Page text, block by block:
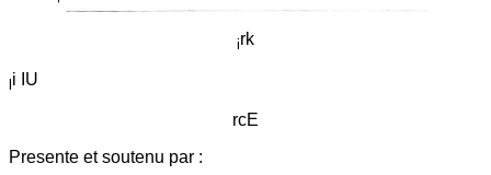
irk
i IU
rcE
Presente et soutenu par :